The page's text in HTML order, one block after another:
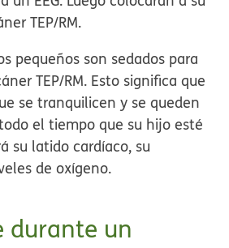
TEP/RM.
pequeños son sedados para
TEP/RM. Esto significa que
se tranquilicen y se queden
el tiempo que su hijo esté
su latido cardíaco, su
de oxígeno.
durante un